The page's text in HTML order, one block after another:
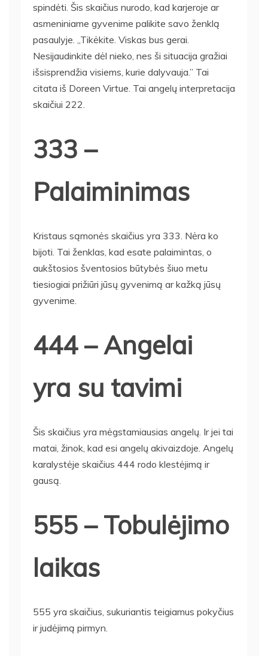
spindėti. Šis skaičius nurodo, kad karjeroje ar
asmeniniame gyvenime palikite savo ženklą
pasaulyje. „Tikėkite. Viskas bus gerai.
Nesijaudinkite dėl nieko, nes ši situacija gražiai
išsisprendžia visiems, kurie dalyvauja.” Tai
citata iš Doreen Virtue. Tai angelų interpretacija
skaičiui 222.
333 –
Palaiminimas
Kristaus sąmonės skaičius yra 333. Nėra ko
bijoti. Tai ženklas, kad esate palaimintas, o
aukštosios šventosios būtybės šiuo metu
tiesiogiai prižiūri jūsų gyvenimą ar kažką jūsų
gyvenime.
444 – Angelai
yra su tavimi
Šis skaičius yra mėgstamiausias angelų. Ir jei tai
matai, žinok, kad esi angelų akivaizdoje. Angelų
karalystėje skaičius 444 rodo klestėjimą ir
gausą.
555 – Tobulėjimo
laikas
555 yra skaičius, sukuriantis teigiamus pokyčius
ir judėjimą pirmyn.